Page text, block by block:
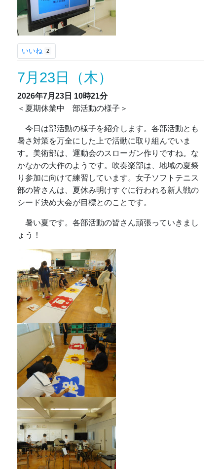
いいね 2
7月23日（木）
2026年7月23日 10時21分
＜夏期休業中 部活動の様子＞
今日は部活動の様子を紹介します。各部活動とも
暑さ対策を万全にした上で活動に取り組んでいま
す。美術部は、運動会のスローガン作りですね。な
かなかの大作のようです。吹奏楽部は、地域の夏祭
り参加に向けて練習しています。女子ソフトテニス
部の皆さんは、夏休み明けすぐに行われる新人戦の
シード決め大会が目標とのことです。
暑い夏です。各部活動の皆さん頑張っていきまし
ょう！